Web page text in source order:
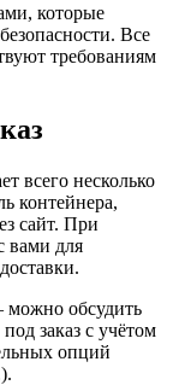
которые
Все
требованиям
всего несколько
контейнера,
сайт. При
вами для
обсудить
заказ с учётом
опций